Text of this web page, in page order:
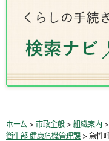
ホーム > 市政全般 > 組織案内 >
衛生部 健康危機管理課 > 急性